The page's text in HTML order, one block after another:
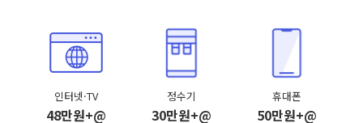
인터넷·TV
48만원+@
정수기
30만원+@
휴대폰
50만원+@